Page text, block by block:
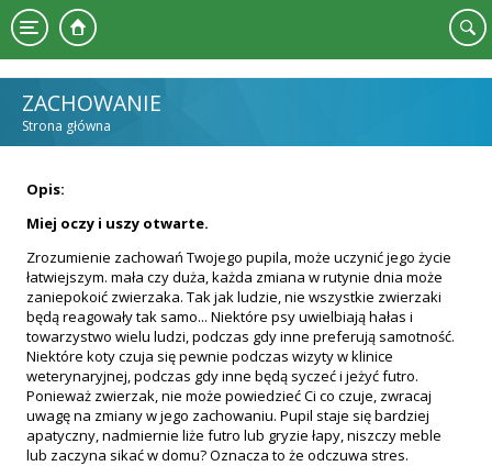
Przejdź do treści
ZACHOWANIE
JESTEŚ TUTAJ
Strona główna
Opis:
Miej oczy i uszy otwarte.
Zrozumienie zachowań Twojego pupila, może uczynić jego życie
łatwiejszym. mała czy duża, każda zmiana w rutynie dnia może
zaniepokoić zwierzaka. Tak jak ludzie, nie wszystkie zwierzaki
będą reagowały tak samo... Niektóre psy uwielbiają hałas i
towarzystwo wielu ludzi, podczas gdy inne preferują samotność.
Niektóre koty czuja się pewnie podczas wizyty w klinice
weterynaryjnej, podczas gdy inne będą syczeć i jeżyć futro.
Ponieważ zwierzak, nie może powiedzieć Ci co czuje, zwracaj
uwagę na zmiany w jego zachowaniu. Pupil staje się bardziej
apatyczny, nadmiernie liże futro lub gryzie łapy, niszczy meble
lub zaczyna sikać w domu? Oznacza to że odczuwa stres.